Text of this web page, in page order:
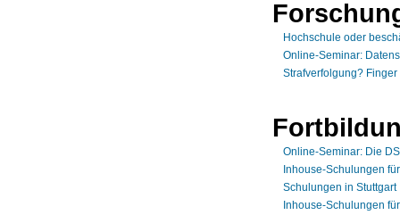
Hochschule oder
Online-Seminar:
Strafverfolgung?
Online-Seminar: Die
Inhouse-Schulungen
Schulungen in Stuttgart
Inhouse-Schulungen